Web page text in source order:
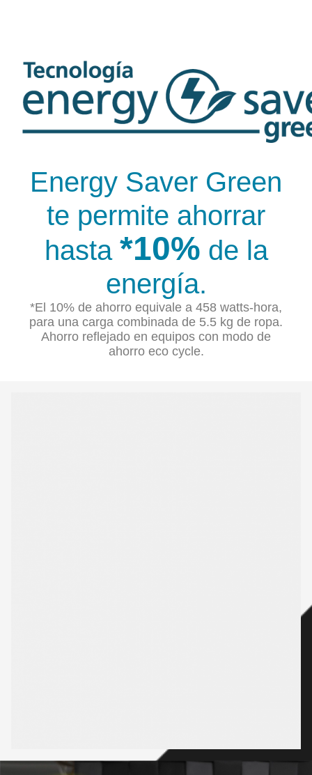
Energy Saver Green
te permite ahorrar
hasta *10% de la
energía.
*El 10% de ahorro equivale a 458 watts-hora,
para una carga combinada de 5.5 kg de ropa.
Ahorro reflejado en equipos con modo de
ahorro eco cycle.